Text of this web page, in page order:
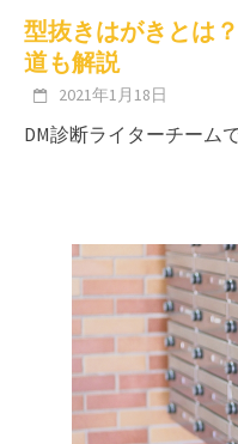
型抜きはがきとは
道も解説
2021年1月18日
DM診断ライターチーム